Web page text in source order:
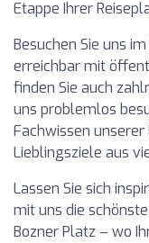
Etappe Ihrer
Besuchen Sie uns
erreichbar mit
finden Sie auch
uns problemlos
Fachwissen unserer
Lieblingsziele aus
Lassen Sie sich
mit uns die
Bozner Platz – wo